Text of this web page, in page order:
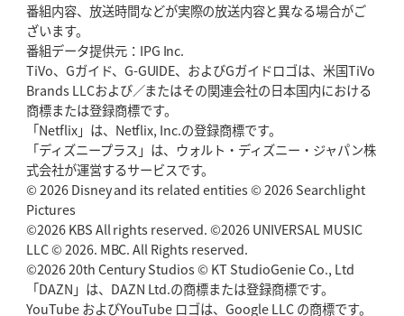
番組内容、放送時間などが実際の放送内容と異なる場合がご
ざいます。
番組データ提供元：IPG Inc.
TiVo、Gガイド、G-GUIDE、およびGガイドロゴは、米国TiVo
Brands LLCおよび／またはその関連会社の日本国内における
商標または登録商標です。
「Netflix」は、Netflix, Inc.の登録商標です。
「ディズニープラス」は、ウォルト・ディズニー・ジャパン株
式会社が運営するサービスです。
© 2026 Disney and its related entities © 2026 Searchlight
Pictures
©2026 KBS All rights reserved. ©2026 UNIVERSAL MUSIC
LLC © 2026. MBC. All Rights reserved.
©2026 20th Century Studios © KT StudioGenie Co., Ltd
「DAZN」は、DAZN Ltd.の商標または登録商標です。
YouTube およびYouTube ロゴは、Google LLC の商標です。